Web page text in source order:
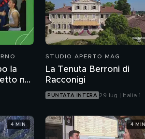
la
nel
STUDIO APERTO MAG
La Tenuta Berroni di
Racconigi
PUNTATA INTERA 29 lug | Italia 1
4 MIN 4 MIN